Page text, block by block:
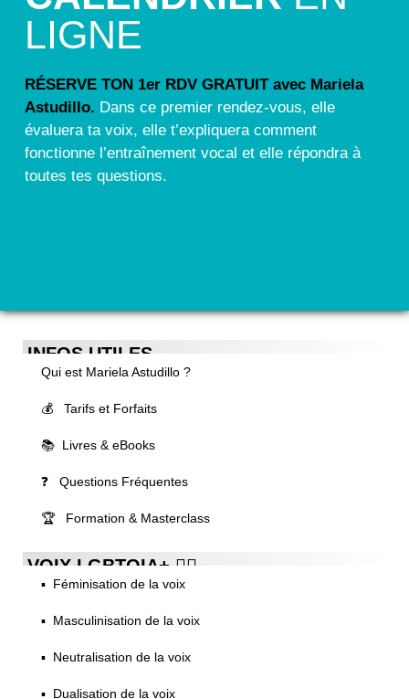
LIGNE
RÉSERVE TON 1er RDV GRATUIT avec Mariela
Astudillo. Dans ce premier rendez-vous, elle
évaluera ta voix, elle t’expliquera comment
fonctionne l’entraînement vocal et elle répondra à
toutes tes questions.
INFOS UTILES
Qui est Mariela Astudillo ?
💰 Tarifs et Forfaits
📚 Livres & eBooks
❓ Questions Fréquentes
🏆 Formation & Masterclass
VOIX LGBTQIA+ 🏳️‍🌈
▪️ Féminisation de la voix
▪️ Masculinisation de la voix
▪️ Neutralisation de la voix
▪️ Dualisation de la voix